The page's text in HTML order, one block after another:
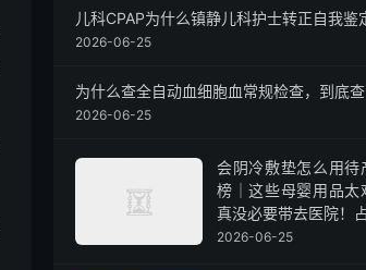
儿科CPAP为什么镇静儿科护士转正自我鉴
2026-06-25
为什么查全自动血细胞血常规检查，到底查
2026-06-25
会阴冷敷垫怎么用待
榜｜这些母婴用品太
真没必要带去医院！
2026-06-25